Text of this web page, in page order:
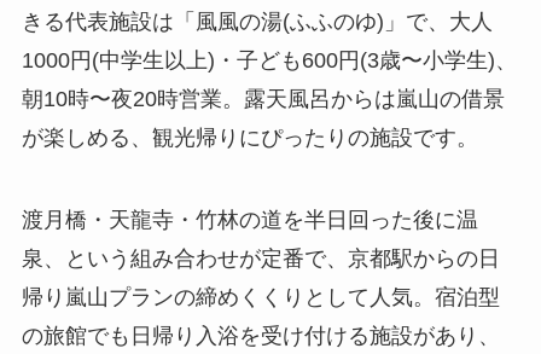
きる代表施設は「風風の湯(ふふのゆ)」で、大人
1000円(中学生以上)・子ども600円(3歳〜小学生)、
朝10時〜夜20時営業。露天風呂からは嵐山の借景
が楽しめる、観光帰りにぴったりの施設です。
渡月橋・天龍寺・竹林の道を半日回った後に温
泉、という組み合わせが定番で、京都駅からの日
帰り嵐山プランの締めくくりとして人気。宿泊型
の旅館でも日帰り入浴を受け付ける施設があり、